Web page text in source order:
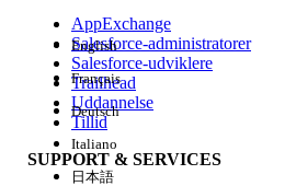
Experience
AppExchange
Salesforce-administratorer
Salesforce-udviklere
Trailhead
Uddannelse
Tillid
SUPPORT & SERVICES
English
Français
Deutsch
Italiano
日本語